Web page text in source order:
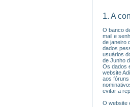
1. A
O banco
mail e
de janeiro
dados
usuários
de Junho
Os dados
website
aos
evitar a
O website